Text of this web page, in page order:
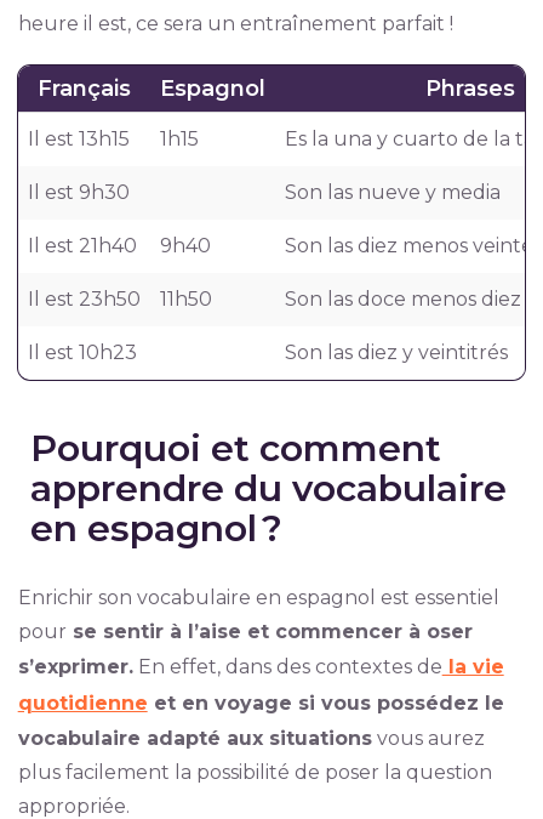
heure il est, ce sera un entraînement parfait !
Français Espagnol Phrases
Il est 13h15 1h15 Es la una y cuarto de la
Il est 9h30 Son las nueve y media
Il est 21h40 9h40 Son las diez menos veinte
Il est 23h50 11h50 Son las doce menos diez
Il est 10h23 Son las diez y veintitrés
Pourquoi et comment
apprendre du vocabulaire
en espagnol ?
Enrichir son vocabulaire en espagnol est essentiel
pour se sentir à l’aise et commencer à oser
s’exprimer.En effet, dans des contextes de la vie
quotidienne et en voyage si vous possédez le
vocabulaire adapté aux situationsvous aurez
plus facilement la possibilité de poser la question
appropriée.